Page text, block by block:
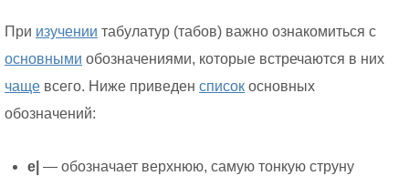
При изучении табулатур (табов) важно ознакомиться с
основными обозначениями, которые встречаются в них
чаще всего. Ниже приведен список основных
обозначений:
e| — обозначает верхнюю, самую тонкую струну